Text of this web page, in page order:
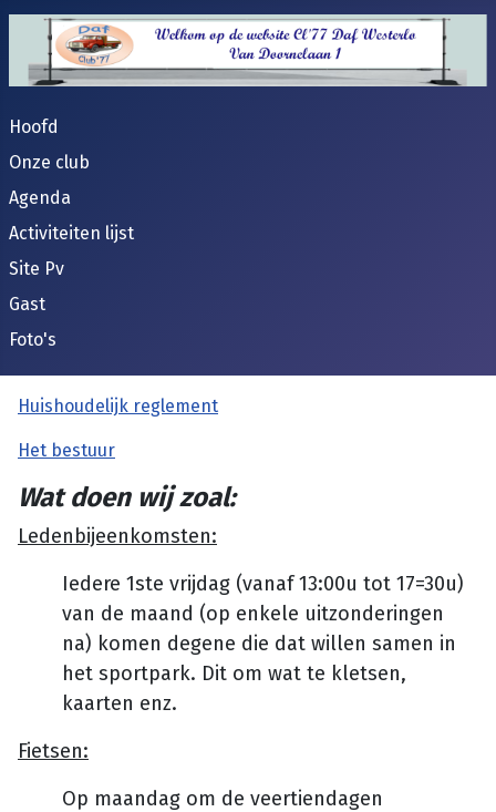
Hoofd
Onze club
Agenda
Activiteiten lijst
Site Pv
Gast
Foto's
Huishoudelijk reglement
Het bestuur
Wat doen wij zoal:
Ledenbijeenkomsten:
Iedere 1ste vrijdag (vanaf 13:00u tot 17=30u)
van de maand (op enkele uitzonderingen
na) komen degene die dat willen samen in
het sportpark. Dit om wat te kletsen,
kaarten enz.
Fietsen:
Op maandag om de veertiendagen